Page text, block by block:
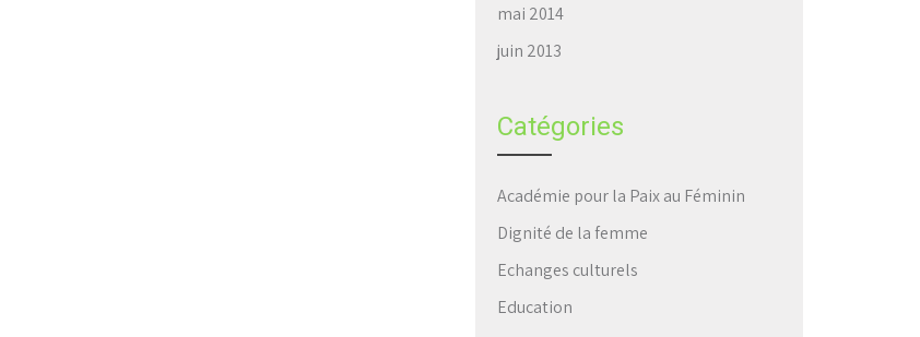
mai 2014
juin 2013
Catégories
Académie pour la Paix au Féminin
Dignité de la femme
Echanges culturels
Education